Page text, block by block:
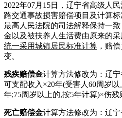
2022年07月15日，辽宁省高级人
路交通事故损害赔偿项目及计算
最高人民法院的司法解释保持一
金以及被扶养人生活费由原来的
统一采用城镇居民标准计算 ，赔
变。
残疾赔偿金计算方法修改为：辽
可支配收入×20年(受害人60周岁
年;75周岁以上的,按5年计算)×伤残
死亡赔偿金计算方法修改为：辽